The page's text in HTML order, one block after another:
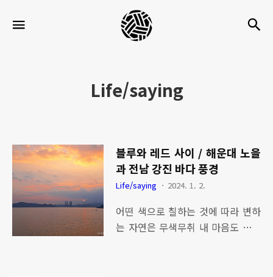
세
팍
로
이
프
Life/saying
블루와 레드 사이 / 해운대 노을
과 전남 강진 바다 풍경
Life/saying 2024. 1. 2.
어떤 색으로 칠하는 것에 따라 변하
는 자연은 무색무취 내 마음도 따라